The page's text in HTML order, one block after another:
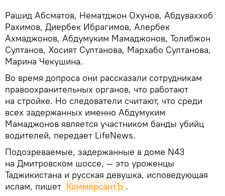
Рашид Абсматов, Нематджон Охунов, Абдуваххоб
Рахимов, Диербек Ибрагимов, Алербек
Ахмаджонов, Абдумуким Мамаджонов, Толибжон
Султанов, Хосият Султанова, Мархабо Султанова,
Марина Чекушина.
Во время допроса они рассказали сотрудникам
правоохранительных органов, что работают
на стройке. Но следователи считают, что среди
всех задержанных именно Абдумуким
Мамаджонов является участником банды убийц
водителей, передает LifeNews.
Подозреваемые, задержанные в доме N43
на Дмитровском шоссе, — это уроженцы
Таджикистана и русская девушка, исповедующая
ислам, пишет КоммерсантЪ .